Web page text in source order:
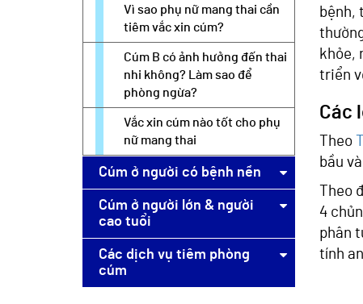
Vì sao phụ nữ mang thai cần
tiêm vắc xin cúm?
Cúm B có ảnh hưởng đến thai
nhi không? Làm sao để
phòng ngừa?
Vắc xin cúm nào tốt cho phụ
nữ mang thai
Cúm ở người có bệnh nền
Cúm ở người lớn & người
cao tuổi
Các dịch vụ tiêm phòng
cúm
bệnh,
khỏe,
triển
Các
Theo
bầu
Theo
4
phân
tính